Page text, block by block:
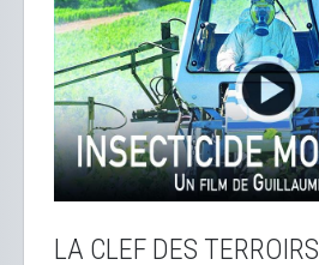
LA CLEF DES TERROIRS